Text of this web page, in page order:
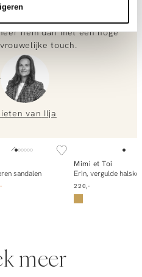
Onze klantenservice staat
info@orangebag.com
.
met een stoer leren jack
hem dan met een hoge
touch.
van Ilja
sandalen
In
Mimi et Toi
220,-
meer